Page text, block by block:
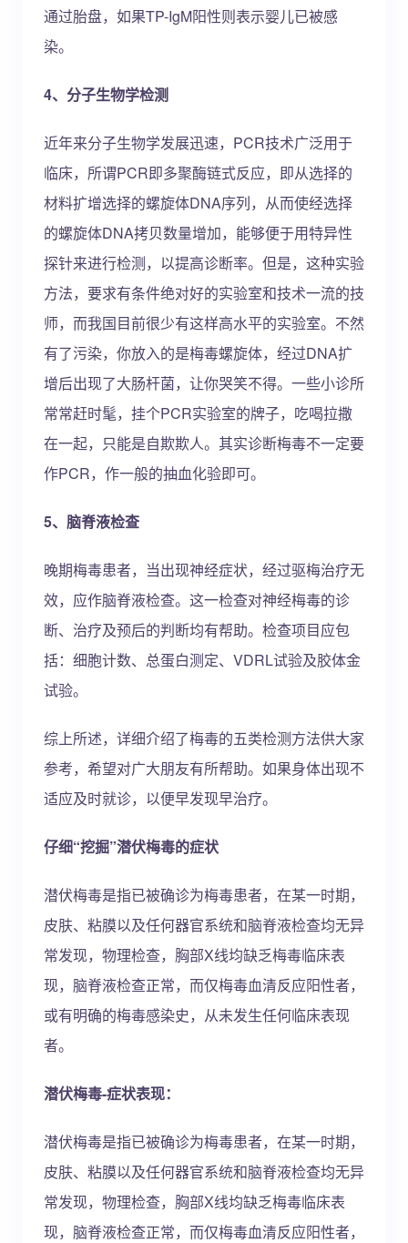
通过胎盘，如果TP-IgM阳性则表示婴儿已被感
染。
4、分子生物学检测
近年来分子生物学发展迅速，PCR技术广泛用于
临床，所谓PCR即多聚酶链式反应，即从选择的
材料扩增选择的螺旋体DNA序列，从而使经选择
的螺旋体DNA拷贝数量增加，能够便于用特异性
探针来进行检测，以提高诊断率。但是，这种实验
方法，要求有条件绝对好的实验室和技术一流的技
师，而我国目前很少有这样高水平的实验室。不然
有了污染，你放入的是梅毒螺旋体，经过DNA扩
增后出现了大肠杆菌，让你哭笑不得。一些小诊所
常常赶时髦，挂个PCR实验室的牌子，吃喝拉撒
在一起，只能是自欺欺人。其实诊断梅毒不一定要
作PCR，作一般的抽血化验即可。
5、脑脊液检查
晚期梅毒患者，当出现神经症状，经过驱梅治疗无
效，应作脑脊液检查。这一检查对神经梅毒的诊
断、治疗及预后的判断均有帮助。检查项目应包
括：细胞计数、总蛋白测定、VDRL试验及胶体金
试验。
综上所述，详细介绍了梅毒的五类检测方法供大家
参考，希望对广大朋友有所帮助。如果身体出现不
适应及时就诊，以便早发现早治疗。
仔细“挖掘”潜伏梅毒的症状
潜伏梅毒是指已被确诊为梅毒患者，在某一时期，
皮肤、粘膜以及任何器官系统和脑脊液检查均无异
常发现，物理检查，胸部X线均缺乏梅毒临床表
现，脑脊液检查正常，而仅梅毒血清反应阳性者，
或有明确的梅毒感染史，从未发生任何临床表现
者。
潜伏梅毒-症状表现：
潜伏梅毒是指已被确诊为梅毒患者，在某一时期，
皮肤、粘膜以及任何器官系统和脑脊液检查均无异
常发现，物理检查，胸部X线均缺乏梅毒临床表
现，脑脊液检查正常，而仅梅毒血清反应阳性者，